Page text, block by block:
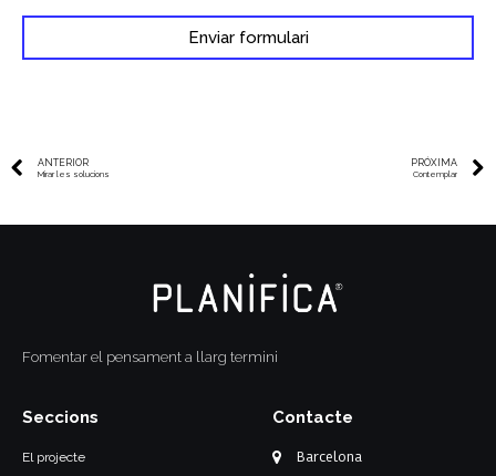
Enviar formulari
ANTERIOR
Mirar les solucions
PRÓXIMA
Contemplar
Fomentar el pensament a llarg termini
Seccions
El projecte
Contacte
Barcelona